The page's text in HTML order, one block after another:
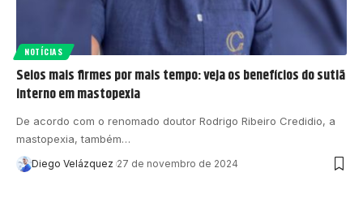
NOTÍCIAS
Seios mais firmes por mais tempo: veja os benefícios do sutiã
interno em mastopexia
De acordo com o renomado doutor Rodrigo Ribeiro Credidio, a
mastopexia, também…
Diego Velázquez 27 de novembro de 2024